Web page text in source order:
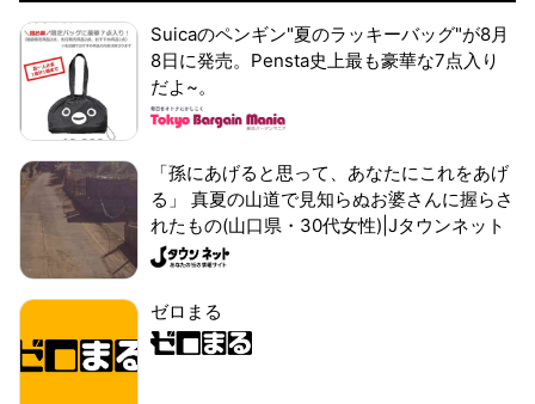
Suicaのペンギン"夏のラッキーバッグ"が8月
8日に発売。Pensta史上最も豪華な7点入り
だよ~。
「孫にあげると思って、あなたにこれをあげ
る」 真夏の山道で見知らぬお婆さんに握らさ
れたもの(山口県・30代女性)|Jタウンネット
ゼロまる